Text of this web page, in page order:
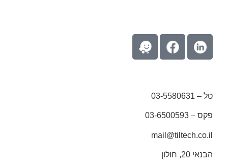
טל – 03-5580631
פקס – 03-6500593
mail@tiltech.co.il
הבנאי 20, חולון